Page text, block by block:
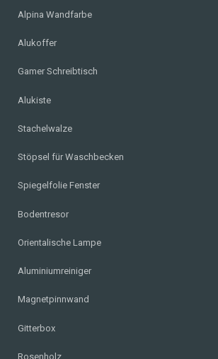
Alpina Wandfarbe
Alukoffer
Gamer Schreibtisch
Alukiste
Stachelwalze
Stöpsel für Waschbecken
Spiegelfolie Fenster
Bodentresor
Orientalische Lampe
Aluminiumreiniger
Magnetpinnwand
Gitterbox
Rosenholz